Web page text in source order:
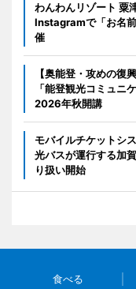
わんわんリゾート 粟
Instagramで「お名
催
【奥能登・攻めの復
「能登観光コミュニ
2026年秋開講
モバイルチケットシ
光バスが運行する加
り扱い開始
食べる